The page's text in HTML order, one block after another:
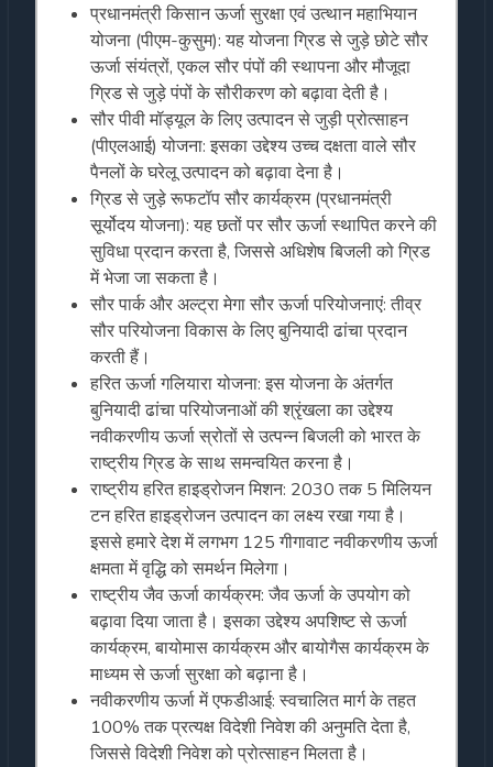
प्रधानमंत्री किसान ऊर्जा सुरक्षा एवं उत्थान महाभियान
योजना (पीएम-कुसुम): यह योजना ग्रिड से जुड़े छोटे सौर
ऊर्जा संयंत्रों, एकल सौर पंपों की स्थापना और मौजूदा
ग्रिड से जुड़े पंपों के सौरीकरण को बढ़ावा देती है।
सौर पीवी मॉड्यूल के लिए उत्पादन से जुड़ी प्रोत्साहन
(पीएलआई) योजना: इसका उद्देश्य उच्च दक्षता वाले सौर
पैनलों के घरेलू उत्पादन को बढ़ावा देना है।
ग्रिड से जुड़े रूफटॉप सौर कार्यक्रम (प्रधानमंत्री
सूर्योदय योजना): यह छतों पर सौर ऊर्जा स्थापित करने की
सुविधा प्रदान करता है, जिससे अधिशेष बिजली को ग्रिड
में भेजा जा सकता है।
सौर पार्क और अल्ट्रा मेगा सौर ऊर्जा परियोजनाएं: तीव्र
सौर परियोजना विकास के लिए बुनियादी ढांचा प्रदान
करती हैं।
हरित ऊर्जा गलियारा योजना: इस योजना के अंतर्गत
बुनियादी ढांचा परियोजनाओं की श्रृंखला का उद्देश्य
नवीकरणीय ऊर्जा स्रोतों से उत्पन्न बिजली को भारत के
राष्ट्रीय ग्रिड के साथ समन्वयित करना है।
राष्ट्रीय हरित हाइड्रोजन मिशन: 2030 तक 5 मिलियन
टन हरित हाइड्रोजन उत्पादन का लक्ष्य रखा गया है।
इससे हमारे देश में लगभग 125 गीगावाट नवीकरणीय ऊर्जा
क्षमता में वृद्धि को समर्थन मिलेगा।
राष्ट्रीय जैव ऊर्जा कार्यक्रम: जैव ऊर्जा के उपयोग को
बढ़ावा दिया जाता है। इसका उद्देश्य अपशिष्ट से ऊर्जा
कार्यक्रम, बायोमास कार्यक्रम और बायोगैस कार्यक्रम के
माध्यम से ऊर्जा सुरक्षा को बढ़ाना है।
नवीकरणीय ऊर्जा में एफडीआई: स्वचालित मार्ग के तहत
100% तक प्रत्यक्ष विदेशी निवेश की अनुमति देता है,
जिससे विदेशी निवेश को प्रोत्साहन मिलता है।